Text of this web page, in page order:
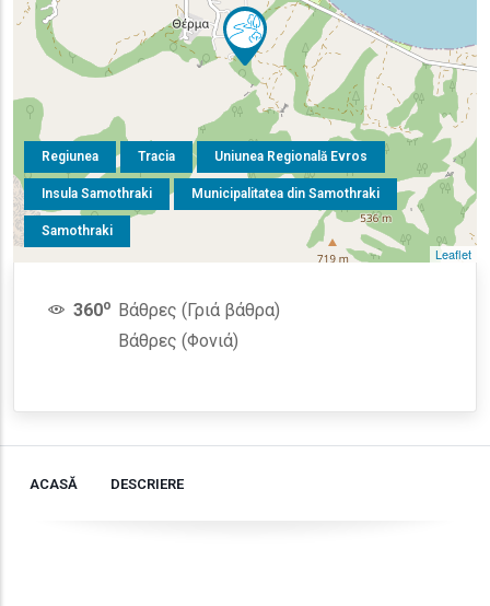
Regiunea Tracia Uniunea Regională Evros
Insula Samothraki Municipalitatea din Samothraki
Samothraki
Leaflet
360o
Βάθρες (Γριά βάθρα)
Βάθρες (Φονιά)
ACASĂ DESCRIERE